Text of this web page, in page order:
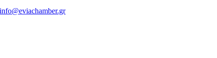
info@eviachamber.gr